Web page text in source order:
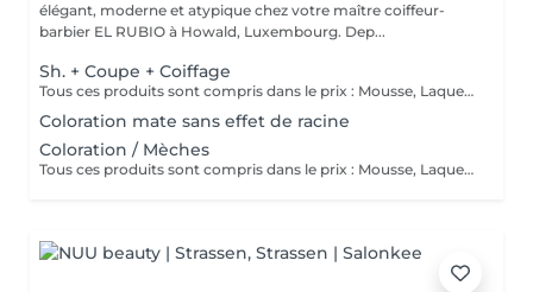
élégant, moderne et atypique chez votre maître coiffeur-
barbier EL RUBIO à Howald, Luxembourg. Dep...
Sh. + Coupe + Coiffage
Tous ces produits sont compris dans le prix : Mousse, Laque, Gel, Soin démêlant, Shampoing spécifique. Tous les produits que nous utilisons sont des produits de qualité professionnelle.
Coloration mate sans effet de racine
Coloration / Mèches
Tous ces produits sont compris dans le prix : Mousse, Laque, Gel, Soin démêlant, Shampoing spécifique. Tous les produits que nous utilisons sont des produits de qualité professionnelle.